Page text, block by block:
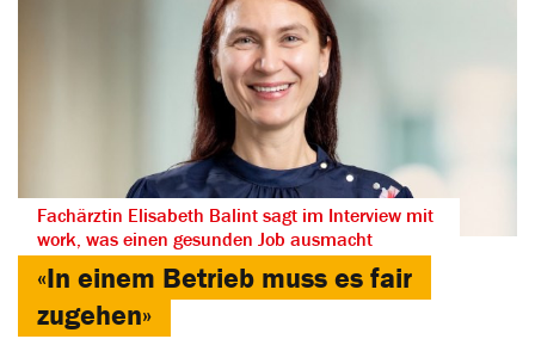
Fachärztin Elisabeth Balint sagt im Interview mit
work, was einen gesunden Job ausmacht
«In einem Betrieb muss es fair
zugehen»